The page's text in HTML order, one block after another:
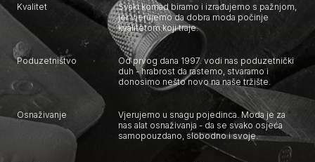
Kvalitet
Svaki komad biramo i izrađujemo s pažnjom,
jer vjerujemo da dobra moda počinje
kvalitetom koji traje.
Poduzetništvo
Od prvog dana 1997. vodi nas poduzetnički
duh - hrabrost da rastemo, stvaramo i
donosimo nešto novo na naše tržište.
Osnaživanje
Vjerujemo u snagu pojedinca. Moda je za
nas alat osnaživanja - da se svako osjeća
samopouzdano, slobodno i svoje.